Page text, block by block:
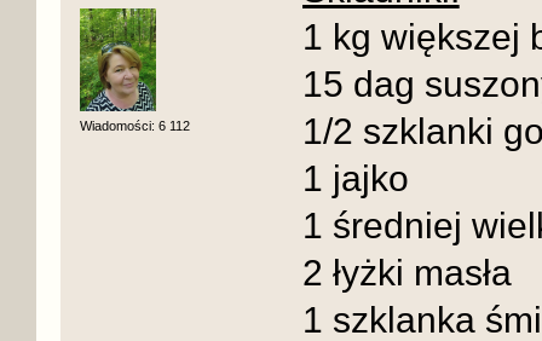
Wiadomości: 6 112
1 kg większej
15 dag
1/2 szklanki
1 jajko
1 średniej
2 łyżki masła
1 szklanka